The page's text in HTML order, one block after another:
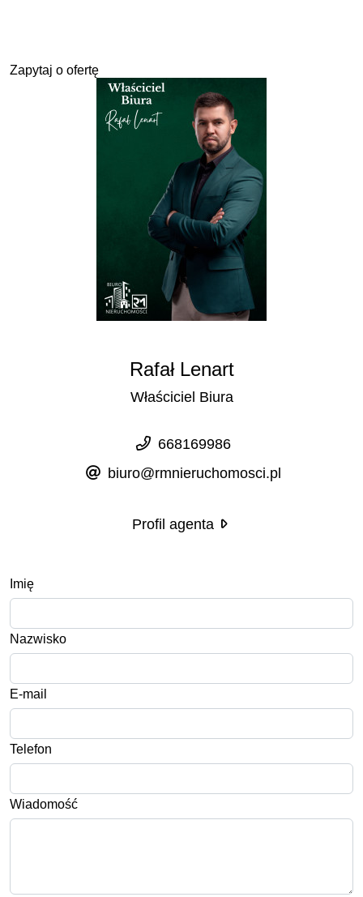
Zapytaj o ofertę
Rafał Lenart
Właściciel Biura
668169986
biuro@rmnieruchomosci.pl
Profil agenta
Imię
Nazwisko
E-mail
Telefon
Wiadomość